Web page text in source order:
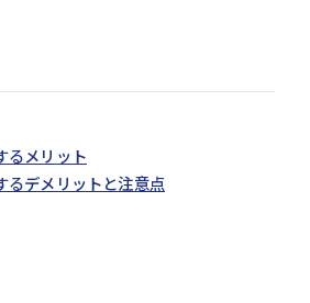
るメリット
るデメリットと注意点